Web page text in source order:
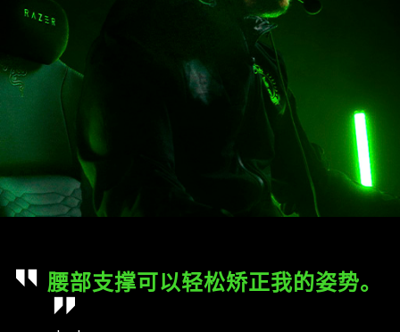
腰部支撑可以轻松矫正我的姿势。